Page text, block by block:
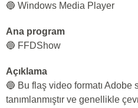
🔵 Windows Media Player
Ana program
🔵 FFDShow
Açıklama
🔵 Bu flaş video formatı Adobe
tanımlanmıştır ve genellikle